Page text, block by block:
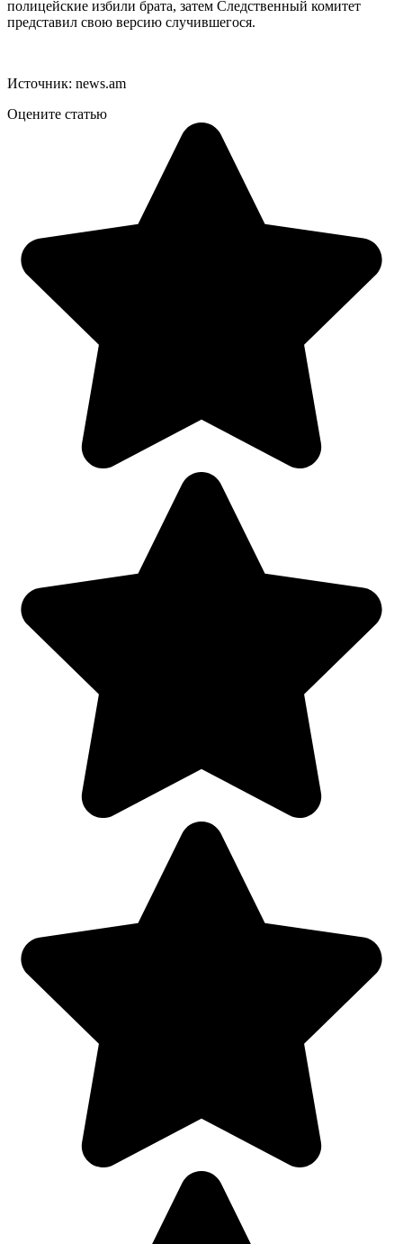
полицейские избили брата, затем Следственный комитет
представил свою версию случившегося.
Источник: news.am
Оцените статью